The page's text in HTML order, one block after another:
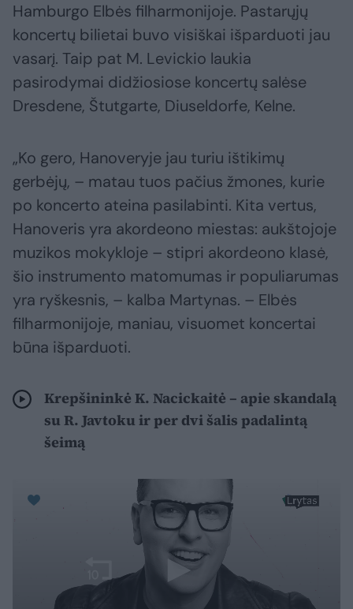
Hamburgo Elbės filharmonijoje. Pastarųjų
koncertų bilietai buvo visiškai išparduoti jau
vasarį. Taip pat M. Levickio laukia
pasirodymai didžiosiose koncertų salėse
Dresdene, Štutgarte, Diuseldorfe, Kelne.
„Ko gero, Hanoveryje jau turiu ištikimų
gerbėjų, – matau tuos pačius žmones, kurie
po koncerto ateina pasilabinti. Kita vertus,
Hanoveris yra akordeono miestas: aukštojoje
muzikos mokykloje – stipri akordeono klasė,
šio instrumento matomumas ir populiarumas
yra ryškesnis, – kalba Martynas. – Elbės
filharmonijoje, maniau, visuomet koncertai
būna išparduoti.
Krepšininkė K. Nacickaitė – apie skandalą
su R. Javtoku ir per dvi šalis padalintą
šeimą